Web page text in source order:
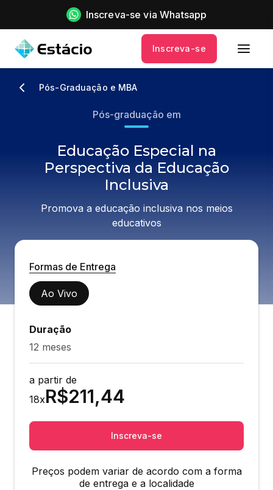
Inscreva-se via Whatsapp
Inscreva-se
Pós-Graduação e MBA
Pós-graduação em
Educação Especial na
Perspectiva da Educação
Inclusiva
Promova a educação inclusiva nos meios
educativos
Formas de Entrega
Ao Vivo
Duração
12 meses
a partir de
18xR$211,44
Inscreva-se
Preços podem variar de acordo com a forma
de entrega e a localidade